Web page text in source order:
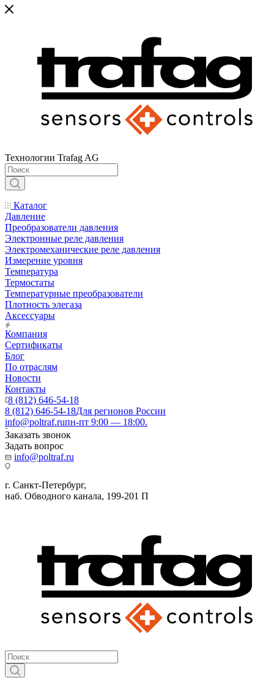
Технологии Trafag AG
Каталог
Давление
Преобразователи давления
Электронные реле давления
Электромеханические реле давления
Измерение уровня
Температура
Термостаты
Температурные преобразователи
Плотность элегаза
Аксессуары
Компания
Сертификаты
Блог
По отраслям
Новости
Контакты
8 (812) 646-54-18
8 (812) 646-54-18Для регионов России
info@poltraf.ruпн-пт 9:00 — 18:00.
Заказать звонок
Задать вопрос
info@poltraf.ru
г. Санкт-Петербург,
наб. Обводного канала, 199-201 П